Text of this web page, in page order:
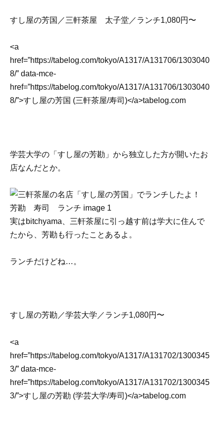
すし屋の芳国／三軒茶屋 太子堂／ランチ1,080円〜
<a
href=”https://tabelog.com/tokyo/A1317/A131706/1303040
8/” data-mce-
href=”https://tabelog.com/tokyo/A1317/A131706/1303040
8/”>すし屋の芳国 (三軒茶屋/寿司)</a>tabelog.com
学芸大学の「すし屋の芳勘」から独立した方が開いたお
店なんだとか。
実はbitchyama、三軒茶屋に引っ越す前は学大に住んで
たから、芳勘も行ったことあるよ。
ランチだけどね…。
すし屋の芳勘／学芸大学／ランチ1,080円〜
<a
href=”https://tabelog.com/tokyo/A1317/A131702/1300345
3/” data-mce-
href=”https://tabelog.com/tokyo/A1317/A131702/1300345
3/”>すし屋の芳勘 (学芸大学/寿司)</a>tabelog.com